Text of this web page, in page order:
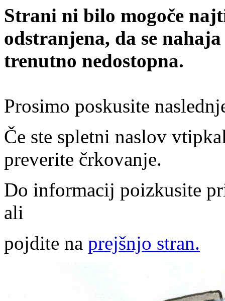
Strani ni bilo mogoče
odstranjena, da se
trenutno nedostopna.
Prosimo poskusite
Če ste spletni naslov
preverite črkovanje.
Do informacij poizkusite
ali
pojdite na prejšnjo stran.